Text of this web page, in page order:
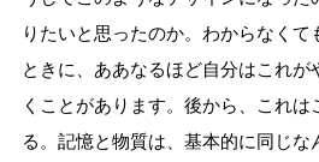
りたいと思ったのか。わからなくて
ときに、ああなるほど自分はこれ
くことがあります。後から、これ
る。記憶と物質は、基本的に同じな